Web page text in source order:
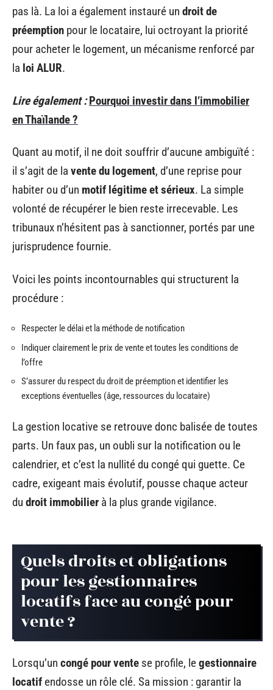
pas là. La loi a également instauré un droit de
préemption pour le locataire, lui octroyant la priorité
pour acheter le logement, un mécanisme renforcé par
la loi ALUR.
Lire également : Pourquoi investir dans l’immobilier
en Thaïlande ?
Quant au motif, il ne doit souffrir d’aucune ambiguïté :
il s’agit de la vente du logement, d’une reprise pour
habiter ou d’un motif légitime et sérieux. La simple
volonté de récupérer le bien reste irrecevable. Les
tribunaux n’hésitent pas à sanctionner, portés par une
jurisprudence fournie.
Voici les points incontournables qui structurent la
procédure :
Respecter le délai et la méthode de notification
Indiquer clairement le prix de vente et toutes les conditions de
l’offre
S’assurer du respect du droit de préemption et identifier les
exceptions éventuelles (âge, ressources du locataire)
La gestion locative se retrouve donc balisée de toutes
parts. Un faux pas, un oubli sur la notification ou le
calendrier, et c’est la nullité du congé qui guette. Ce
cadre, exigeant mais évolutif, pousse chaque acteur
du droit immobilier à la plus grande vigilance.
Quels droits et obligations
pour les gestionnaires
locatifs face au congé pour
vente ?
Lorsqu’un congé pour vente se profile, legestionnaire
locatif endosse un rôle clé. Sa mission : garantir la